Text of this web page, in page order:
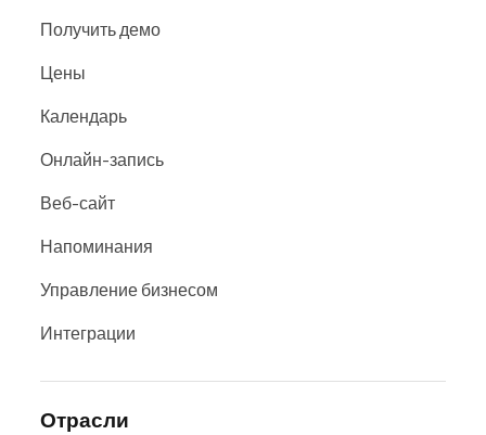
Получить демо
Цены
Календарь
Онлайн-запись
Веб-сайт
Напоминания
Управление бизнесом
Интеграции
Отрасли